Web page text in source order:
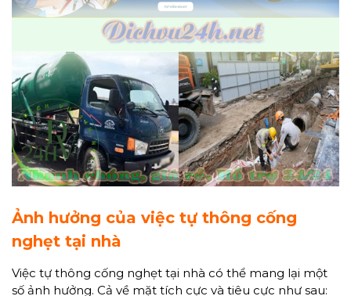
Ảnh hưởng của việc tự thông cống
nghẹt tại nhà
Việc tự thông cống nghẹt tại nhà có thể mang lại một
số ảnh hưởng. Cả về mặt tích cực và tiêu cực như sau: